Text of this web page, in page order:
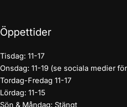
Öppettider
Tisdag: 11-17
Onsdag: 11-19 (se sociala medier
Tordag-Fredag 11-17
Lördag: 11-15
Sön & Måndag: Stängt